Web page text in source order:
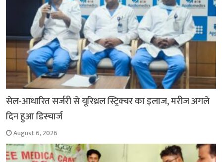
सेल-आधारित सर्जरी से यूरिथ्रल स्ट्रिक्चर का इलाज, मरीज अगले
दिन हुआ डिस्चार्ज
August 6, 2026